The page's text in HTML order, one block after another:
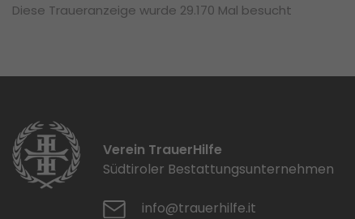
Diese Traueranzeige wurde 29.170 Mal besucht
Verein TrauerHilfe
Südtiroler Bestattungsunternehmen
info@trauerhilfe.it